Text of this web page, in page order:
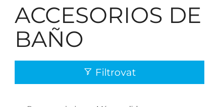
ACCESORIOS DE
BAÑO
Filtrovat